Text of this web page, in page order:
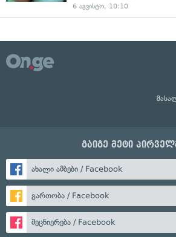
6 აგვისტო, 10:10
გაიგე მეტი
ახალი ამბები / Facebook
გართობა / Facebook
მეცნიერება / Facebook